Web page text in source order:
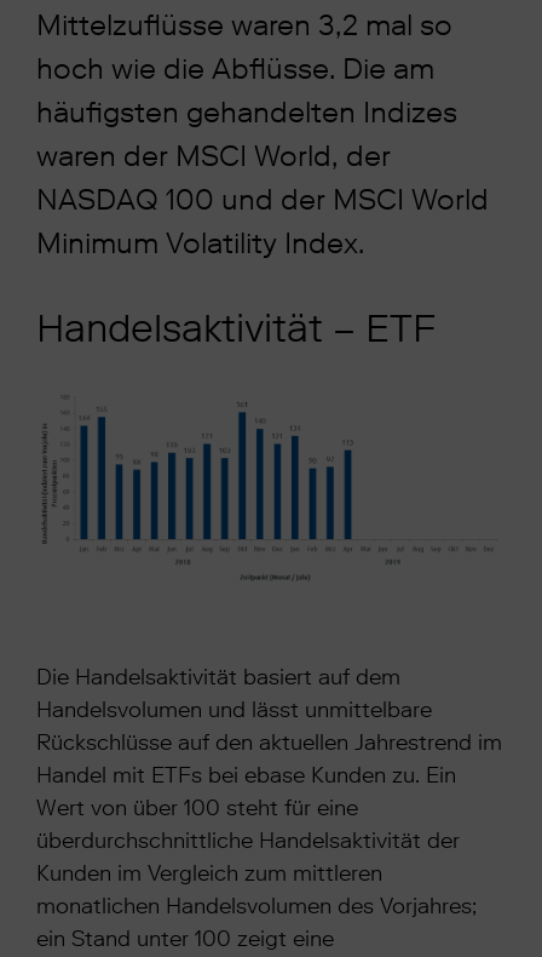
Mittelzuflüsse waren 3,2 mal so
hoch wie die Abflüsse. Die am
häufigsten gehandelten Indizes
waren der MSCI World, der
NASDAQ 100 und der MSCI World
Minimum Volatility Index.
Handelsaktivität – ETF
Die Handelsaktivität basiert auf dem
Handelsvolumen und lässt unmittelbare
Rückschlüsse auf den aktuellen Jahrestrend im
Handel mit ETFs bei ebase Kunden zu. Ein
Wert von über 100 steht für eine
überdurchschnittliche Handelsaktivität der
Kunden im Vergleich zum mittleren
monatlichen Handelsvolumen des Vorjahres;
ein Stand unter 100 zeigt eine